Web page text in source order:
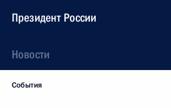
Президент России
Новости
События